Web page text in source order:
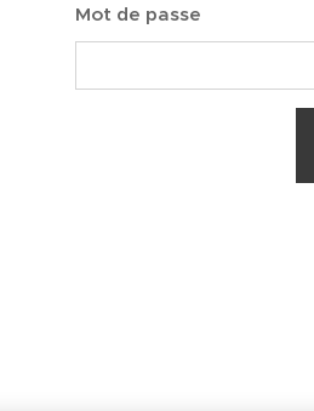
Mot de passe